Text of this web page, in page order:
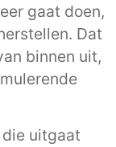
gaat doen,
Dat
binnen uit,
uitgaat